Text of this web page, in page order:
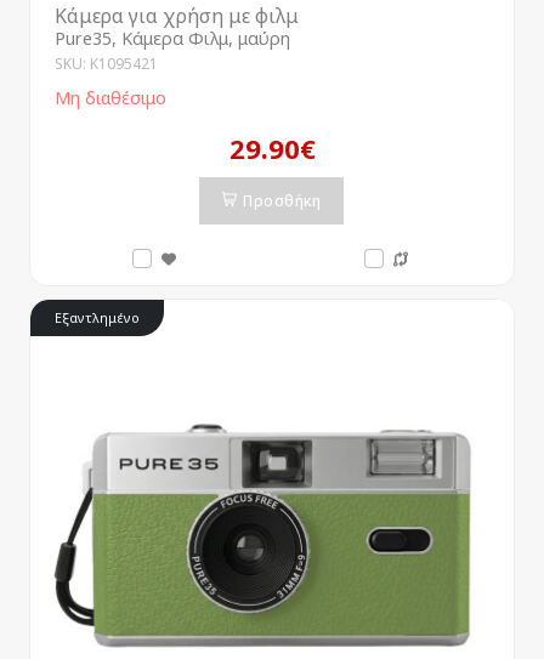
Κάμερα για χρήση με φιλμ
Pure35, Κάμερα Φιλμ, μαύρη
SKU: K1095421
Μη διαθέσιμο
29.90€
Προσθήκη
Εξαντλημένο